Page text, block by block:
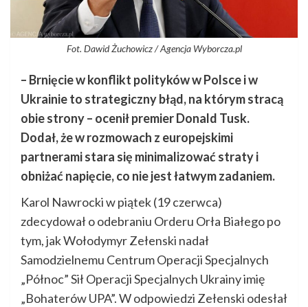
Fot. Dawid Żuchowicz / Agencja Wyborcza.pl
– Brnięcie w konflikt polityków w Polsce i w
Ukrainie to strategiczny błąd, na którym stracą
obie strony – ocenił premier Donald Tusk.
Dodał, że w rozmowach z europejskimi
partnerami stara się minimalizować straty i
obniżać napięcie, co nie jest łatwym zadaniem.
Karol Nawrocki w piątek (19 czerwca)
zdecydował o odebraniu Orderu Orła Białego po
tym, jak Wołodymyr Zełenski nadał
Samodzielnemu Centrum Operacji Specjalnych
„Północ” Sił Operacji Specjalnych Ukrainy imię
„Bohaterów UPA”. W odpowiedzi Zełenski odesłał